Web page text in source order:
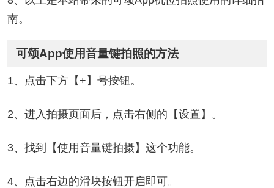
南。
可颂App使用音量键拍照的方法
1、点击下方【+】号按钮。
2、进入拍摄页面后，点击右侧的【设置】。
3、找到【使用音量键拍摄】这个功能。
4、点击右边的滑块按钮开启即可。